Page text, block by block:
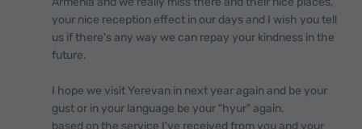
your nice reception effect in our days and I wish you tell
us if there's any way we can repay your kindness in the
future.
I hope we visit Yerevan in next year again and be your
gust or in your language be your "hyur" again.